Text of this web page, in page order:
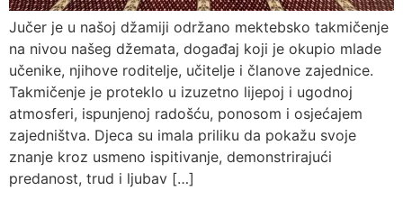
Jučer je u našoj džamiji održano mektebsko takmičenje
na nivou našeg džemata, događaj koji je okupio mlade
učenike, njihove roditelje, učitelje i članove zajednice.
Takmičenje je proteklo u izuzetno lijepoj i ugodnoj
atmosferi, ispunjenoj radošću, ponosom i osjećajem
zajedništva. Djeca su imala priliku da pokažu svoje
znanje kroz usmeno ispitivanje, demonstrirajući
predanost, trud i ljubav […]